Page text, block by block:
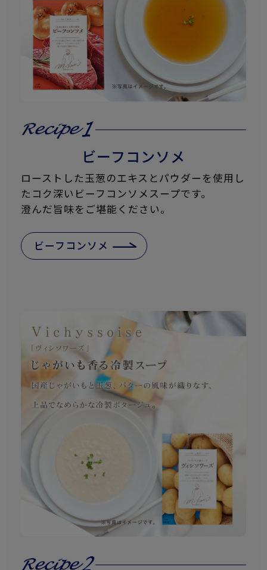
ビーフコンソメ
ローストした玉葱のエキスとパウダーを使用し
たコク深いビーフコンソメスープです。
澄んだ旨味をご堪能ください。
ビーフコンソメ